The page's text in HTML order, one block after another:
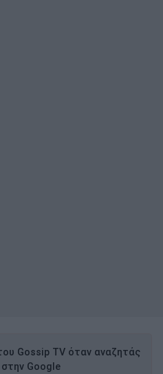
Gossip TV όταν αναζητάς
στην Google